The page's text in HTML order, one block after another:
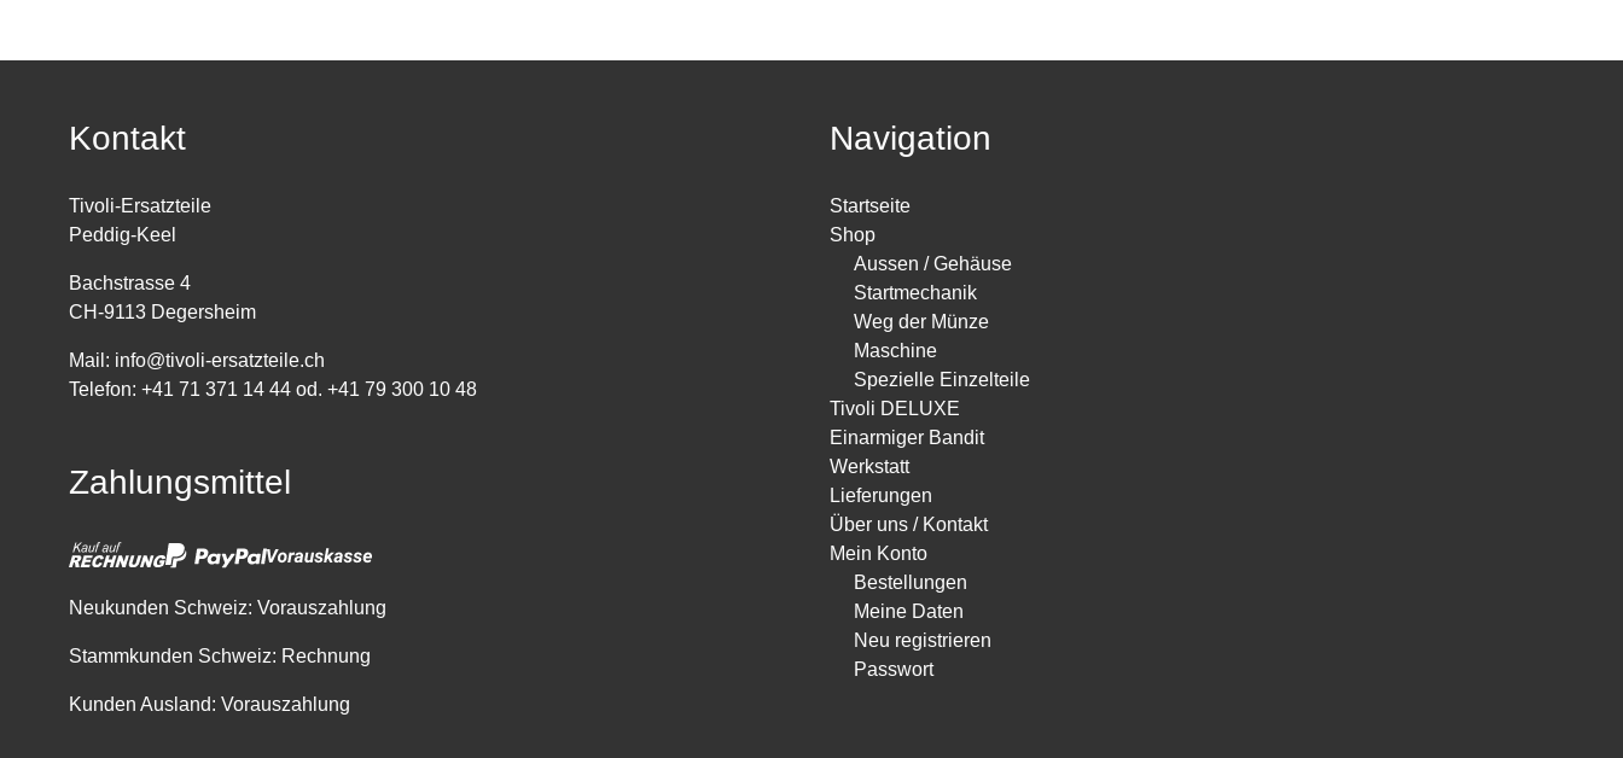
Kontakt
Tivoli-Ersatzteile
Peddig-Keel
Bachstrasse 4
CH-9113 Degersheim
Mail: info@tivoli-ersatzteile.ch
Telefon: +41 71 371 14 44 od. +41 79 300 10 48
Zahlungsmittel
Neukunden Schweiz: Vorauszahlung
Stammkunden Schweiz: Rechnung
Kunden Ausland: Vorauszahlung
Navigation
Startseite
Shop
Aussen / Gehäuse
Startmechanik
Weg der Münze
Maschine
Spezielle Einzelteile
Tivoli DELUXE
Einarmiger Bandit
Werkstatt
Lieferungen
Über uns / Kontakt
Mein Konto
Bestellungen
Meine Daten
Neu registrieren
Passwort